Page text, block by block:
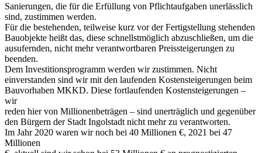
Sanierungen, die für die Erfüllung von Pflichtaufgaben unerlässlich
sind, zustimmen werden.
Für die bestehenden, teilweise kurz vor der Fertigstellung stehenden
Bauobjekte heißt das, diese schnellstmöglich abzuschließen, um die
ausufernden, nicht mehr verantwortbaren Preissteigerungen zu
beenden.
Dem Investitionsprogramm werden wir zustimmen. Nicht
einverstanden sind wir mit den laufenden Kostensteigerungen beim
Bauvorhaben MKKD. Diese fortlaufenden Kostensteigerungen –
wir
reden hier von Millionenbeträgen – sind unerträglich und gegenüber
den Bürgern der Stadt Ingolstadt nicht mehr zu verantworten.
Im Jahr 2020 waren wir noch bei 40 Millionen €, 2021 bei 47
Millionen